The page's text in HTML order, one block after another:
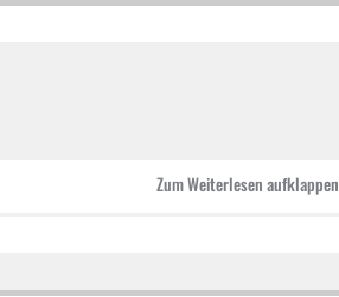
Zum Weiterlesen aufklappen